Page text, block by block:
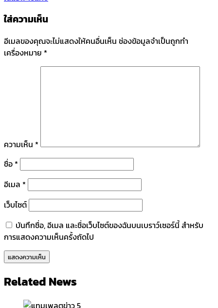
ใส่ความเห็น
อีเมลของคุณจะไม่แสดงให้คนอื่นเห็น ช่องข้อมูลจำเป็นถูกทำ
เครื่องหมาย *
ความเห็น *
ชื่อ *
อีเมล *
เว็บไซต์
บันทึกชื่อ, อีเมล และชื่อเว็บไซต์ของฉันบนเบราว์เซอร์นี้ สำหรับ
การแสดงความเห็นครั้งถัดไป
Related News